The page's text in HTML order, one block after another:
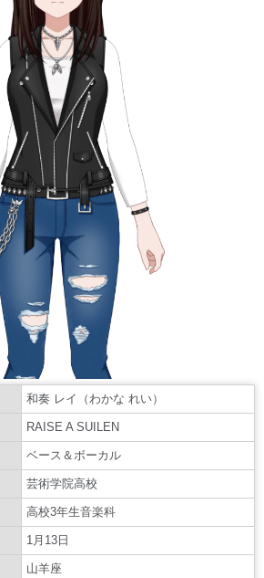
和奏 レイ（わかな れい）
RAISE A SUILEN
ベース＆ボーカル
芸術学院高校
高校3年生音楽科
1月13日
山羊座